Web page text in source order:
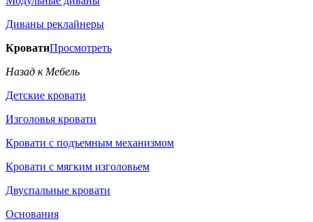
Диваны реклайнеры
КроватиПросмотреть
Назад к Мебель
Детские кровати
Изголовья кровати
Кровати с подъемным механизмом
Кровати с мягким изголовьем
Двуспальные кровати
Основания